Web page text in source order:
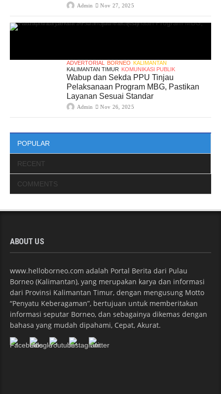
Admin Nov 27, 2025
ADVERTORIAL BORNEO KALIMANTAN
KALIMANTAN TIMUR KOMUNIKASI PUBLIK
Wabup dan Sekda PPU Tinjau
Pelaksanaan Program MBG, Pastikan
Layanan Sesuai Standar
Admin Nov 26, 2025
POPULAR
RECENT
COMMENTS
ABOUT US
www.helloborneo.com adalah Portal Berita dari Pulau
Borneo (Kalimantan), yang merupakan karya dan informasi
dari Provinsi Kalimantan Timur, dengan mengusung Motto
“Penyatu Keberagaman”, bertujuan untuk memberitakan
informasi seputar Borneo, dan sebagainya dikemas dengan
bahasa yang mudah dipahami, Cepat, Akurat.